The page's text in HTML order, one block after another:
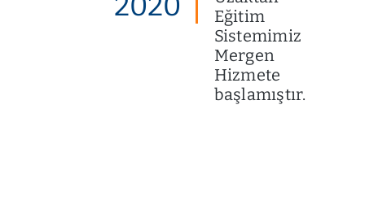
Eğitim
Sistemimiz
Mergen
Hizmete
başlamıştır.